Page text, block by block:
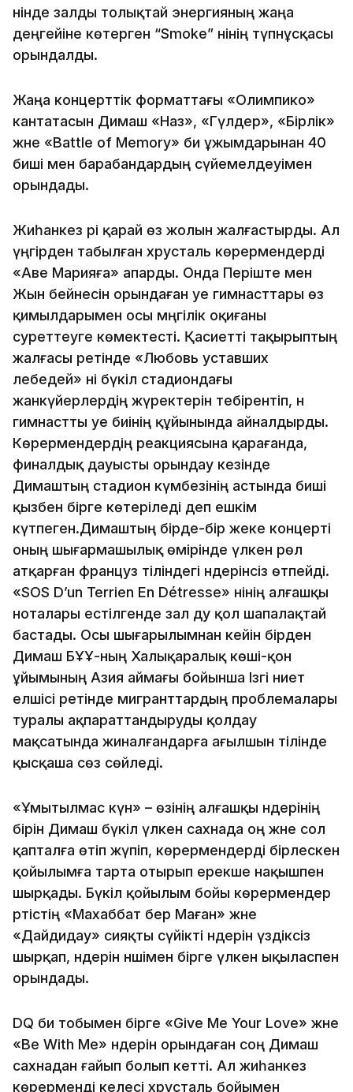
әнінде залды толықтай энергияның жаңа
деңгейіне көтерген “Smoke” әнінің түпнұсқасы
орындалды.
Жаңа концерттік форматтағы «Олимпико»
кантатасын Димаш «Наз», «Гүлдер», «Бірлік»
және «Battle of Memory» би ұжымдарынан 40
биші мен барабандардың сүйемелдеуімен
орындады.
Жиһанкез әрі қарай өз жолын жалғастырды. Ал
үңгірден табылған хрусталь көрермендерді
«Аве Марияға» апарды. Онда Періште мен
Жын бейнесін орындаған әуе гимнасттары өз
қимылдарымен осы мәңгілік оқиғаны
суреттеуге көмектесті. Қасиетті тақырыптың
жалғасы ретінде «Любовь уставших
лебедей» әні бүкіл стадиондағы
жанкүйерлердің жүректерін тебірентіп, ән
гимнастты әуе биінің құйынында айналдырды.
Көрермендердің реакциясына қарағанда,
финалдық дауысты орындау кезінде
Димаштың стадион күмбезінің астында биші
қызбен бірге көтеріледі деп ешкім
күтпеген.Димаштың бірде-бір жеке концерті
оның шығармашылық өмірінде үлкен рөл
атқарған француз тіліндегі әндерінсіз өтпейді.
«SOS D’un Terrien En Détresse» әнінің алғашқы
ноталары естілгенде зал ду қол шапалақтай
бастады. Осы шығарылымнан кейін бірден
Димаш БҰҰ-ның Халықаралық көші-қон
ұйымының Азия аймағы бойынша Ізгі ниет
елшісі ретінде мигранттардың проблемалары
туралы ақпараттандыруды қолдау
мақсатында жиналғандарға ағылшын тілінде
қысқаша сөз сөйледі.
«Ұмытылмас күн» – өзінің алғашқы әндерінің
бірін Димаш бүкіл үлкен сахнада оң және сол
қапталға өтіп жүпіп, көрермендерді бірлескен
қойылымға тарта отырып ерекше нақышпен
шырқады. Бүкіл қойылым бойы көрермендер
әртістің «Махаббат бер Маған» және
«Дайдидау» сияқты сүйікті әндерін үздіксіз
шырқап, әндерін әншімен бірге үлкен ықыласпен
орындады.
DQ би тобымен бірге «Give Me Your Love» және
«Be With Me» әндерін орындаған соң Димаш
сахнадан ғайып болып кетті. Ал жиһанкез
көрерменді келесі хрусталь бойымен